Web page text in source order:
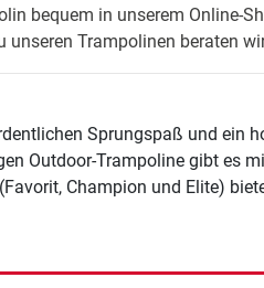
bequem in unserem Online-
Trampolinen beraten
Sprungspaß und ein
Outdoor-Trampoline gibt es
Champion und Elite)